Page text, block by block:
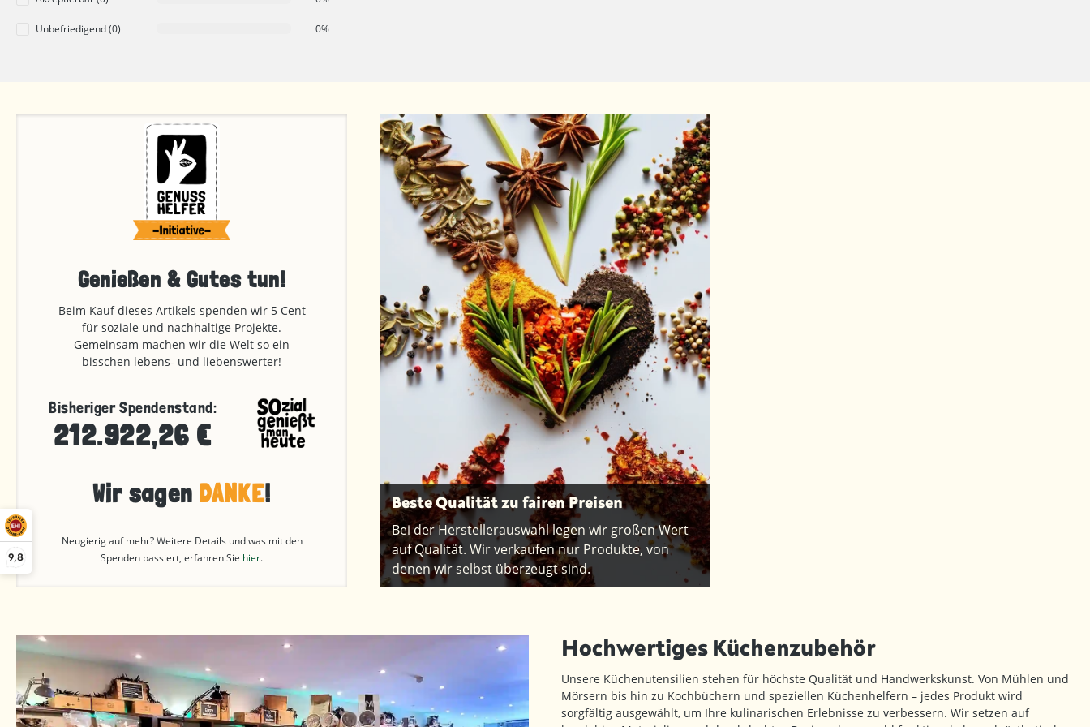
9,8
Unbefriedigend (0) 0%
Genießen & Gutes tun!
Beim Kauf dieses Artikels spenden wir 5 Cent
für soziale und nachhaltige Projekte.
Gemeinsam machen wir die Welt so ein
bisschen lebens- und liebenswerter!
Bisheriger Spendenstand:
212.922,26 €
Wir sagen DANKE!
Neugierig auf mehr? Weitere Details und was mit den
Spenden passiert, erfahren Sie hier.
Beste Qualität zu fairen Preisen
Bei der Herstellerauswahl legen wir großen Wert
auf Qualität. Wir verkaufen nur Produkte, von
denen wir selbst überzeugt sind.
Hochwertiges Küchenzubehör
Unsere Küchenutensilien stehen für höchste Qualität und Handwerkskunst. Von Mühlen und
Mörsern bis hin zu Kochbüchern und speziellen Küchenhelfern – jedes Produkt wird
sorgfältig ausgewählt, um Ihre kulinarischen Erlebnisse zu verbessern. Wir setzen auf